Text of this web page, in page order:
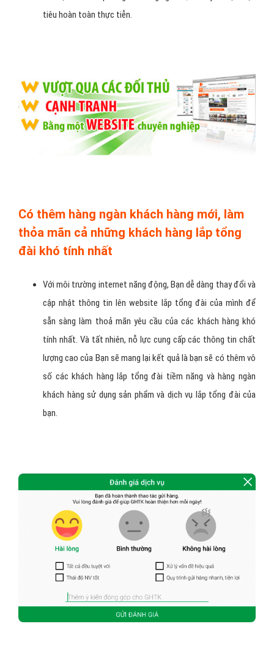
tiêu hoàn toàn thực tiễn.
Có thêm hàng ngàn khách hàng mới, làm
thỏa mãn cả những khách hàng lắp tổng
đài khó tính nhất
Với môi trường internet năng động, Bạn dễ dàng thay đổi và
cập nhật thông tin lên website lắp tổng đài của mình để
sẵn sàng làm thoả mãn yêu cầu của các khách hàng khó
tính nhất. Và tất nhiên, nỗ lực cung cấp các thông tin chất
lượng cao của Bạn sẽ mang lại kết quả là bạn sẽ có thêm vô
số các khách hàng lắp tổng đài tiềm năng và hàng ngàn
khách hàng sử dụng sản phẩm và dịch vụ lắp tổng đài của
bạn.